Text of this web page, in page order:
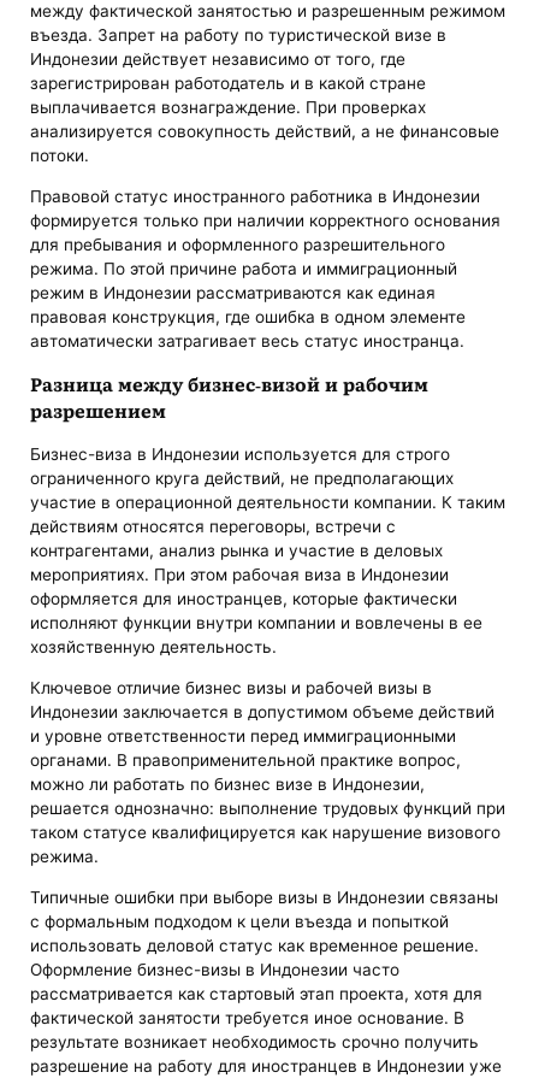
между фактической занятостью и разрешенным режимом
въезда. Запрет на работу по туристической визе в
Индонезии действует независимо от того, где
зарегистрирован работодатель и в какой стране
выплачивается вознаграждение. При проверках
анализируется совокупность действий, а не финансовые
потоки.
Правовой статус иностранного работника в Индонезии
формируется только при наличии корректного основания
для пребывания и оформленного разрешительного
режима. По этой причине работа и иммиграционный
режим в Индонезии рассматриваются как единая
правовая конструкция, где ошибка в одном элементе
автоматически затрагивает весь статус иностранца.
Разница между бизнес-визой и рабочим
разрешением
Бизнес-виза в Индонезии используется для строго
ограниченного круга действий, не предполагающих
участие в операционной деятельности компании. К таким
действиям относятся переговоры, встречи с
контрагентами, анализ рынка и участие в деловых
мероприятиях. При этом рабочая виза в Индонезии
оформляется для иностранцев, которые фактически
исполняют функции внутри компании и вовлечены в ее
хозяйственную деятельность.
Ключевое отличие бизнес визы и рабочей визы в
Индонезии заключается в допустимом объеме действий
и уровне ответственности перед иммиграционными
органами. В правоприменительной практике вопрос,
можно ли работать по бизнес визе в Индонезии,
решается однозначно: выполнение трудовых функций при
таком статусе квалифицируется как нарушение визового
режима.
Типичные ошибки при выборе визы в Индонезии связаны
с формальным подходом к цели въезда и попыткой
использовать деловой статус как временное решение.
Оформление бизнес-визы в Индонезии часто
рассматривается как стартовый этап проекта, хотя для
фактической занятости требуется иное основание. В
результате возникает необходимость срочно получить
разрешение на работу для иностранцев в Индонезии уже